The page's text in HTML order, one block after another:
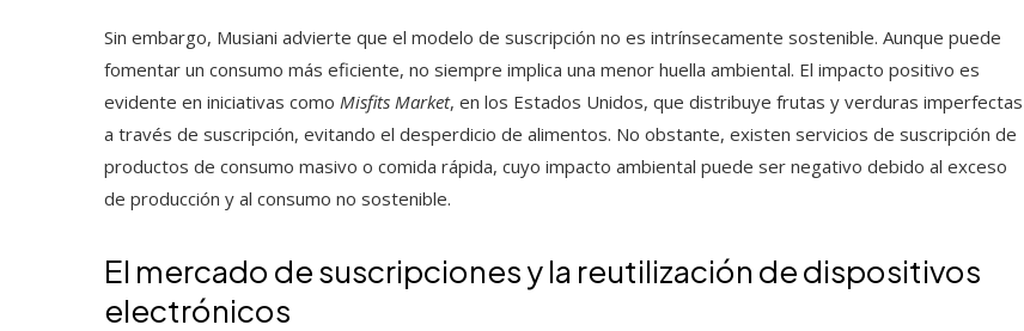
Sin embargo, Musiani advierte que el modelo de suscripción no es intrínsecamente sostenible. Aunque puede
fomentar un consumo más eficiente, no siempre implica una menor huella ambiental. El impacto positivo es
evidente en iniciativas como Misfits Market, en los Estados Unidos, que distribuye frutas y verduras imperfectas
a través de suscripción, evitando el desperdicio de alimentos. No obstante, existen servicios de suscripción de
productos de consumo masivo o comida rápida, cuyo impacto ambiental puede ser negativo debido al exceso
de producción y al consumo no sostenible.
El mercado de suscripciones y la reutilización de dispositivos
electrónicos